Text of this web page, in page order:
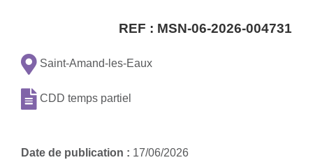
REF : MSN-06-2026-004731
Saint-Amand-les-Eaux
CDD temps partiel
Date de publication : 17/06/2026